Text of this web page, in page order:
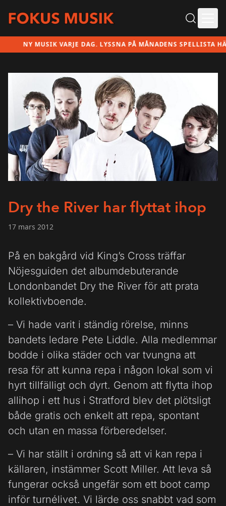
NY MUSIK VARJE DAG. LYSSNA PÅ MÅNADENS SPELLISTA HÄR!
Dry the River har flyttat ihop
17 mars 2012
På en bakgård vid King’s Cross träffar
Nöjesguiden det albumdebuterande
Londonbandet Dry the River för att prata
kollektivboende.
– Vi hade varit i ständig rörelse, minns
bandets ledare Pete Liddle. Alla medlemmar
bodde i olika städer och var tvungna att
resa för att kunna repa i någon lokal som vi
hyrt tillfälligt och dyrt. Genom att flytta ihop
allihop i ett hus i Stratford blev det plötsligt
både gratis och enkelt att repa, spontant
och utan en massa förberedelser.
– Vi har ställt i ordning så att vi kan repa i
källaren, instämmer Scott Miller. Att leva så
fungerar också ungefär som ett boot camp
inför turnélivet. Vi lärde oss snabbt vad som